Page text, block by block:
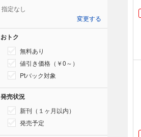
指定なし
変更する
おトク
無料あり
値引き価格（￥0～）
Ptバック対象
発売状況
新刊（１ヶ月以内）
発売予定